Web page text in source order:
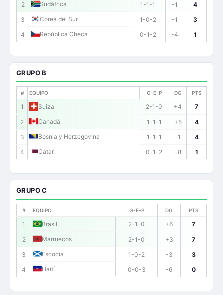
2 Sudáfrica 1-1-1 -1
4
3
Corea del Sur 1-0-2 -1
3
4
República Checa 0-1-2 -4 1
GRUPO B
# EQUIPO G-E-P DG PTS
1 Suiza 2-1-0 +4 7
2 Canadá 1-1-1 +5
4
3
Bosnia y Herzegovina 1-1-1 -1
4
4
Catar 0-1-2 -8 1
GRUPO C
# EQUIPO G-E-P DG PTS
1 Brasil 2-1-0 +6 7
2 Marruecos 2-1-0 +3
7
3
Escocia 1-0-2 -3
3
4
Haití 0-0-3 -6 0